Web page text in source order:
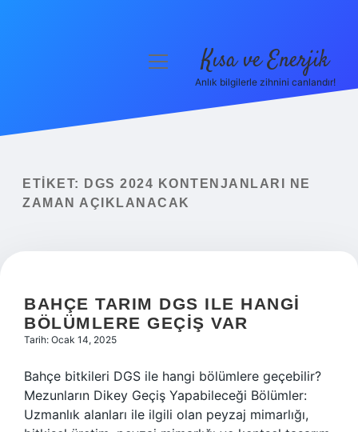
Yasal Uyarı
menüyü
Kısa ve Enerjik
Anlık bilgilerle zihnini canlandır!
ETIKET:
DGS 2024 KONTENJANLARI NE
ZAMAN AÇIKLANACAK
BAHÇE TARIM DGS ILE HANGI
BÖLÜMLERE GEÇIŞ VAR
Tarih: Ocak 14, 2025
Bahçe bitkileri DGS ile hangi bölümlere geçebilir?
Mezunların Dikey Geçiş Yapabileceği Bölümler:
Uzmanlık alanları ile ilgili olan peyzaj mimarlığı,